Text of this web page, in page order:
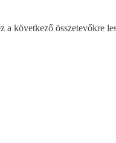
a következő összetevőkre